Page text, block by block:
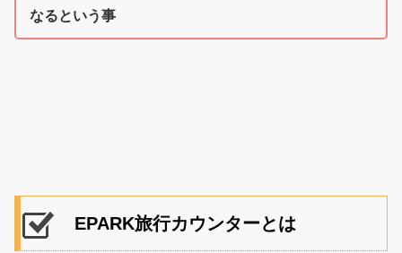
なるという事
EPARK旅行カウンターとは